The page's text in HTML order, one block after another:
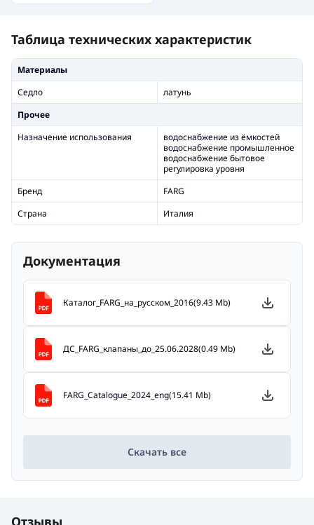
Таблица технических характеристик
Материалы
Седло
латунь
Прочее
Назначение использования
водоснабжение из ёмкостей
водоснабжение промышленное
водоснабжение бытовое
регулировка уровня
Бренд
FARG
Страна
Италия
Документация
Каталог_FARG_на_русском_2016(9.43 Mb)
ДС_FARG_клапаны_до_25.06.2028(0.49 Mb)
FARG_Catalogue_2024_eng(15.41 Mb)
Скачать все
Отзывы